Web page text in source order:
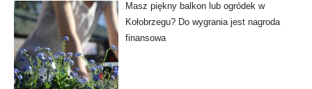
Masz piękny balkon lub ogródek w
Kołobrzegu? Do wygrania jest nagroda
finansowa